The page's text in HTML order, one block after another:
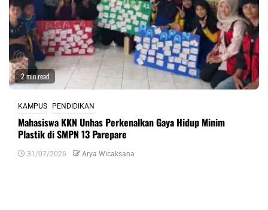
2 min read
KAMPUS PENDIDIKAN
Mahasiswa KKN Unhas Perkenalkan Gaya Hidup Minim
Plastik di SMPN 13 Parepare
31/07/2026 Arya Wicaksana